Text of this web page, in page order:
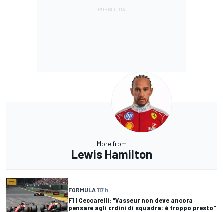
More from
Lewis Hamilton
FORMULA 117 h
F1 | Ceccarelli: "Vasseur non deve ancora
pensare agli ordini di squadra: è troppo presto"